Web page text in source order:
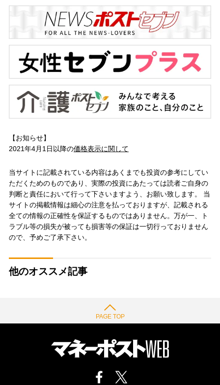
【お知らせ】
2021年4月1日以降の価格表示に関して
当サイトに記載されている内容はあくまでも投資の参考にしてい
ただくためのものであり、実際の投資にあたっては読者ご自身の
判断と責任において行って下さいますよう、お願い致します。 当
サイトの掲載情報は細心の注意を払っておりますが、記載される
全ての情報の正確性を保証するものではありません。万が一、ト
ラブル等の損失が被っても損害等の保証は一切行っておりません
ので、予めご了承下さい。
他のオススメ記事
PAGE TOP